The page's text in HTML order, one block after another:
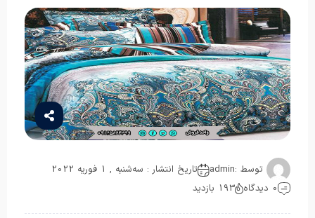
توسط :admin
تاریخ انتشار : سه‌شنبه , 1 فوریه 2022
0 دیدگاه
193 بازدید